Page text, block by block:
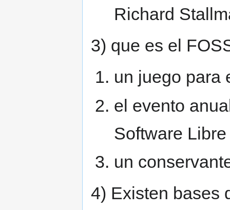
Richard
3) que es el
un juego para
el evento
Software
un
4) Existen bases